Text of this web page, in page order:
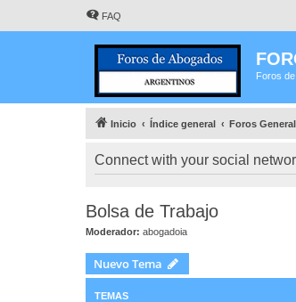
FAQ
Foros
Inicio Índice general Foros
Connect with your social
Bolsa de Trabajo
Moderador: abogadoia
Nuevo Tema
TEMAS